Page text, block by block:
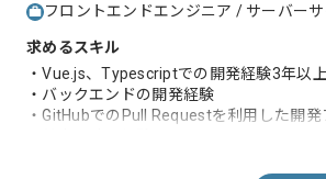
フロントエンドエンジニア / サーバー
求めるスキル
・Vue.js、Typescriptでの開発経験3年以上
・バックエンドの開発経験
・GitHubでのPull Requestを利用した開